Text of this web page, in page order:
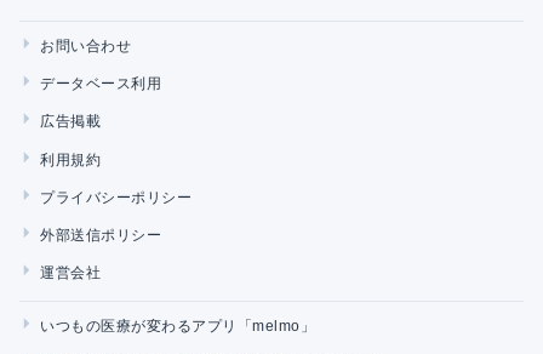
お問い合わせ
データベース利用
広告掲載
利用規約
プライバシーポリシー
外部送信ポリシー
運営会社
いつもの医療が変わるアプリ「melmo」